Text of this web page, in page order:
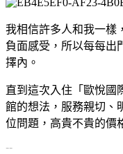
我相信許多人和我一樣
負面感受，所以每每出
擇內。
直到這次入住「歐悅國
館的想法，服務親切、
位問題，高貴不貴的價
--